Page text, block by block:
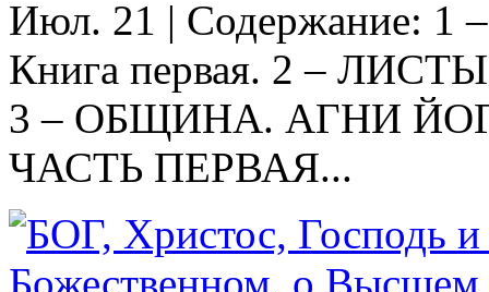
Июл. 21 | Содержание:
Книга первая. 2 –
3 – ОБЩИНА. АГНИ
ЧАСТЬ ПЕРВАЯ...